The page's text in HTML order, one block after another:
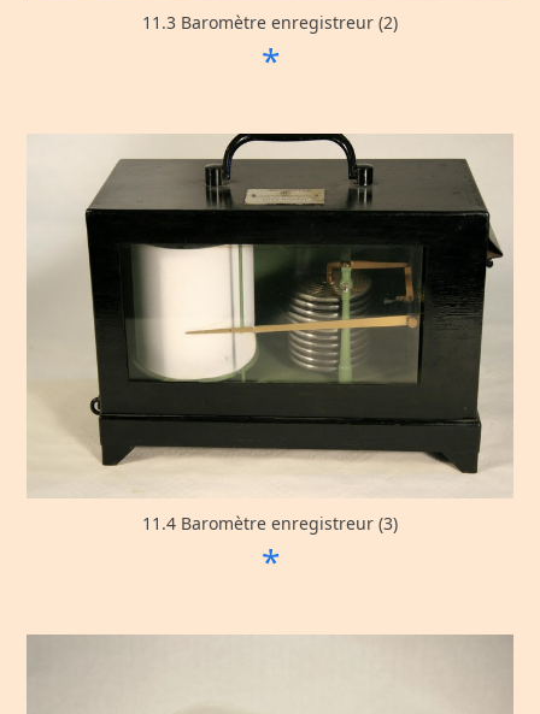
11.3 Baromètre enregistreur (2)
*
11.4 Baromètre enregistreur (3)
*